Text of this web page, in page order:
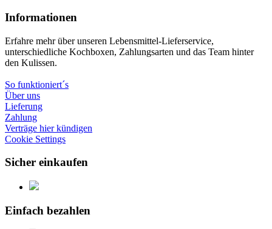
Informationen
Erfahre mehr über unseren Lebensmittel-Lieferservice,
unterschiedliche Kochboxen, Zahlungsarten und das Team hinter
den Kulissen.
So funktioniert´s
Über uns
Lieferung
Zahlung
Verträge hier kündigen
Cookie Settings
Sicher einkaufen
Einfach bezahlen